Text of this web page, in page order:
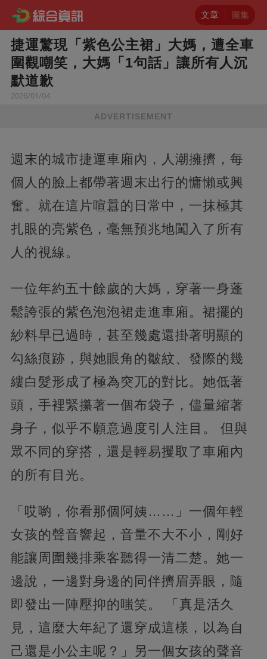
文章 圖集
捷運驚現「紫色公主裙」大媽，遭全車
圍觀嘲笑，大媽「1句話」讓所有人沉
默道歉
2026/01/04
ADVERTISEMENT
週末的城市捷運車廂內，人潮擁擠，每
個人的臉上都帶著週末出行的慵懶或興
奮。就在這片喧囂的日常中，一抹極其
扎眼的亮紫色，毫無預兆地闖入了所有
人的視線。
一位年約五十餘歲的大媽，穿著一身蓬
鬆誇張的紫色泡泡裙走進車廂。裙擺的
紗料早已過時，甚至幾處還掛著明顯的
勾絲痕跡，與她眼角的皺紋、發際的幾
縷白髮形成了極為突兀的對比。她低著
頭，手裡緊攥著一個布袋子，儘量縮著
身子，似乎不願意過度引人注目。 但與
眾不同的穿搭，還是輕易攫取了車廂內
的所有目光。
「哎喲，你看那個阿姨……」一個年輕
女孩的聲音響起，音量不大不小，剛好
能讓周圍幾排乘客聽得一清二楚。她一
邊說，一邊對身邊的同伴擠眉弄眼，隨
即發出一陣壓抑的嗤笑。 「真是活久
見，這麼大年紀了還穿成這樣，以為自
己還是小公主呢？」另一個女孩的聲音